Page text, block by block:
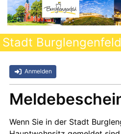
Stadt Burglengenfeld